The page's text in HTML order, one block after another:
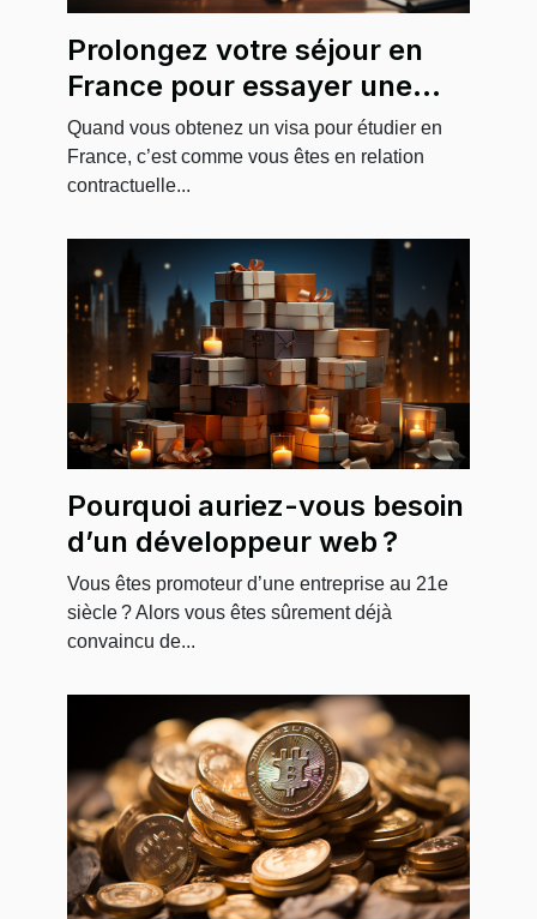
Prolongez votre séjour en
France pour essayer une
insertion professionnelle :
est-ce possible ?
Quand vous obtenez un visa pour étudier en
France, c’est comme vous êtes en relation
contractuelle...
Pourquoi auriez-vous besoin
d’un développeur web ?
Vous êtes promoteur d’une entreprise au 21e
siècle ? Alors vous êtes sûrement déjà
convaincu de...